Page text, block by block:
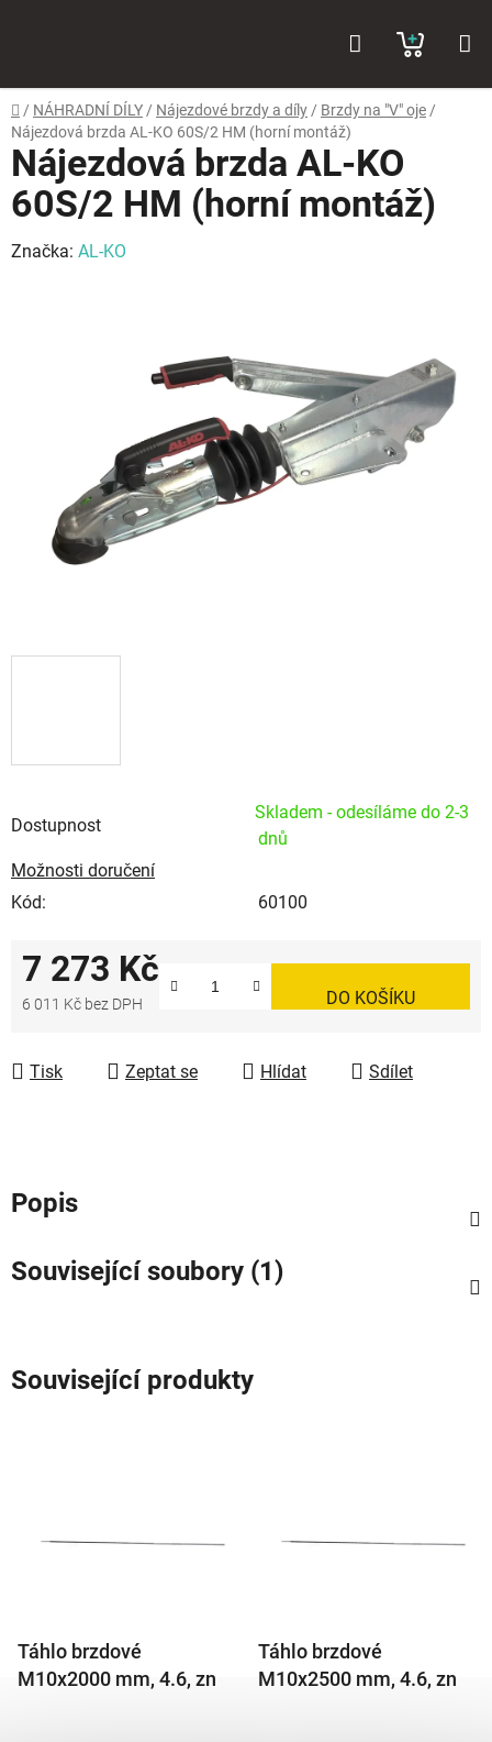
KOŠÍK
Domů
/ NÁHRADNÍ DÍLY / Nájezdové brzdy a díly / Brzdy na "V" oje /
Nájezdová brzda AL-KO 60S/2 HM (horní montáž)
Dostupnost
Skladem - odesíláme do 2-3
dnů
Možnosti doručení
Kód:
60100
7 273 Kč
6 011 Kč bez DPH DO KOŠÍKU
Tisk Zeptat se Hlídat Sdílet
Nájezdová brzda AL-KO
60S/2 HM (horní montáž)
Značka: AL-KO
Popis
Související soubory (1)
Související produkty
Táhlo brzdové
M10x2000 mm, 4.6, zn
Táhlo brzdové
M10x2500 mm, 4.6, zn